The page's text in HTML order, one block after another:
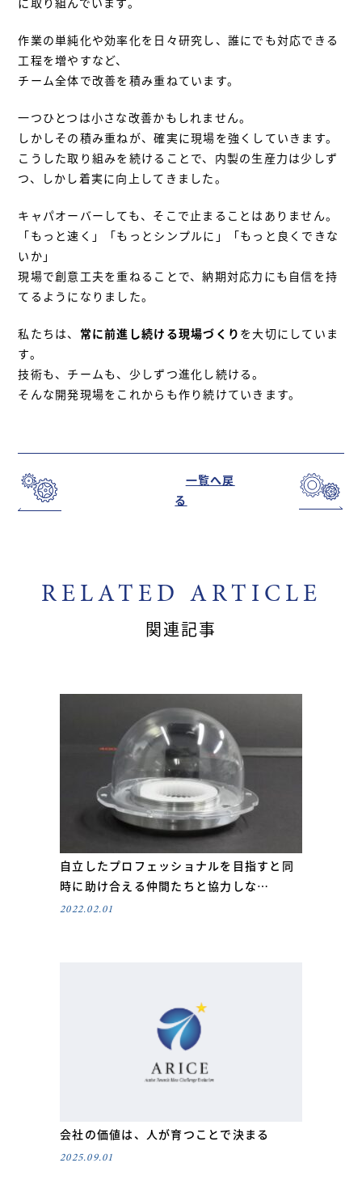
作業の単純化や効率化を日々研究し、誰にでも対応できる
工程を増やすなど、
チーム全体で改善を積み重ねています。
一つひとつは小さな改善かもしれません。
しかしその積み重ねが、確実に現場を強くしていきます。
こうした取り組みを続けることで、内製の生産力は少しず
つ、しかし着実に向上してきました。
キャパオーバーしても、そこで止まることはありません。
「もっと速く」「もっとシンプルに」「もっと良くできな
いか」
現場で創意工夫を重ねることで、納期対応力にも自信を持
てるようになりました。
私たちは、 常に前進し続ける現場づくり を大切にしていま
す。
技術も、チームも、少しずつ進化し続ける。
そんな開発現場をこれからも作り続けていきます。
一覧へ戻
る
RELATED ARTICLE
関連記事
自立したプロフェッショナルを目指すと同
時に助け合える仲間たちと協力しな…
2022.02.01
会社の価値は、人が育つことで決まる
2025.09.01